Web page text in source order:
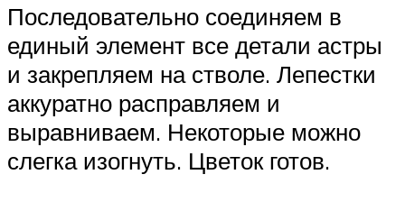
Последовательно соединяем в
единый элемент все детали астры
и закрепляем на стволе. Лепестки
аккуратно расправляем и
выравниваем. Некоторые можно
слегка изогнуть. Цветок готов.